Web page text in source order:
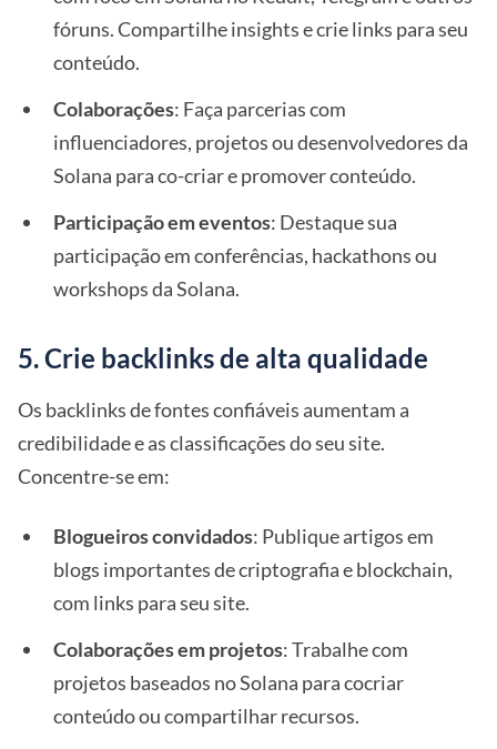
fóruns. Compartilhe insights e crie links para seu
conteúdo.
Colaborações: Faça parcerias com
influenciadores, projetos ou desenvolvedores da
Solana para co-criar e promover conteúdo.
Participação em eventos: Destaque sua
participação em conferências, hackathons ou
workshops da Solana.
5. Crie backlinks de alta qualidade
Os backlinks de fontes confiáveis aumentam a
credibilidade e as classificações do seu site.
Concentre-se em:
Blogueiros convidados: Publique artigos em
blogs importantes de criptografia e blockchain,
com links para seu site.
Colaborações em projetos: Trabalhe com
projetos baseados no Solana para cocriar
conteúdo ou compartilhar recursos.